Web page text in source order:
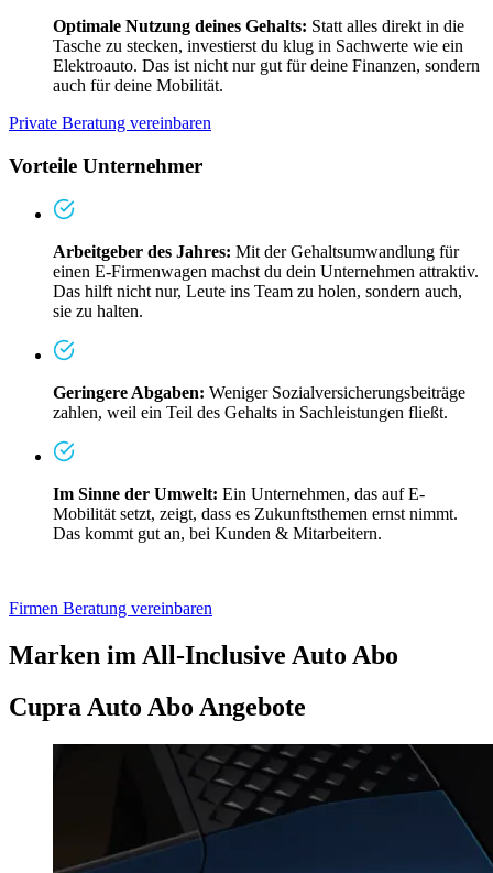
Optimale Nutzung deines Gehalts: Statt alles direkt in die
Tasche zu stecken, investierst du klug in Sachwerte wie ein
Elektroauto. Das ist nicht nur gut für deine Finanzen, sondern
auch für deine Mobilität.
Private Beratung vereinbaren
Vorteile Unternehmer
Arbeitgeber des Jahres: Mit der Gehaltsumwandlung für
einen E-Firmenwagen machst du dein Unternehmen attraktiv.
Das hilft nicht nur, Leute ins Team zu holen, sondern auch,
sie zu halten.
Geringere Abgaben: Weniger Sozialversicherungsbeiträge
zahlen, weil ein Teil des Gehalts in Sachleistungen fließt.
Im Sinne der Umwelt: Ein Unternehmen, das auf E-
Mobilität setzt, zeigt, dass es Zukunftsthemen ernst nimmt.
Das kommt gut an, bei Kunden & Mitarbeitern.
Firmen Beratung vereinbaren
Marken im All-Inclusive Auto Abo
Cupra Auto Abo Angebote